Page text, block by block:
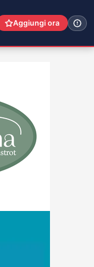
Aggiungi ora